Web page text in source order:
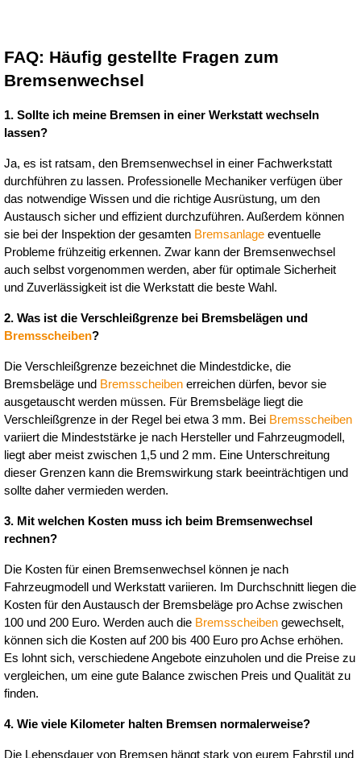
FAQ: Häufig gestellte Fragen zum
Bremsenwechsel
1. Sollte ich meine Bremsen in einer Werkstatt wechseln
lassen?
Ja, es ist ratsam, den Bremsenwechsel in einer Fachwerkstatt
durchführen zu lassen. Professionelle Mechaniker verfügen über
das notwendige Wissen und die richtige Ausrüstung, um den
Austausch sicher und effizient durchzuführen. Außerdem können
sie bei der Inspektion der gesamten Bremsanlage eventuelle
Probleme frühzeitig erkennen. Zwar kann der Bremsenwechsel
auch selbst vorgenommen werden, aber für optimale Sicherheit
und Zuverlässigkeit ist die Werkstatt die beste Wahl.
Bremsscheiben?
Die Verschleißgrenze bezeichnet die Mindestdicke, die
Bremsbeläge und Bremsscheiben erreichen dürfen, bevor sie
ausgetauscht werden müssen. Für Bremsbeläge liegt die
Verschleißgrenze in der Regel bei etwa 3 mm. Bei Bremsscheiben
variiert die Mindeststärke je nach Hersteller und Fahrzeugmodell,
liegt aber meist zwischen 1,5 und 2 mm. Eine Unterschreitung
dieser Grenzen kann die Bremswirkung stark beeinträchtigen und
sollte daher vermieden werden.
3. Mit welchen Kosten muss ich beim Bremsenwechsel
rechnen?
Die Kosten für einen Bremsenwechsel können je nach
Fahrzeugmodell und Werkstatt variieren. Im Durchschnitt liegen die
Kosten für den Austausch der Bremsbeläge pro Achse zwischen
100 und 200 Euro. Werden auch die Bremsscheiben gewechselt,
können sich die Kosten auf 200 bis 400 Euro pro Achse erhöhen.
Es lohnt sich, verschiedene Angebote einzuholen und die Preise zu
vergleichen, um eine gute Balance zwischen Preis und Qualität zu
finden.
4. Wie viele Kilometer halten Bremsen normalerweise?
Die Lebensdauer von Bremsen hängt stark von eurem Fahrstil und